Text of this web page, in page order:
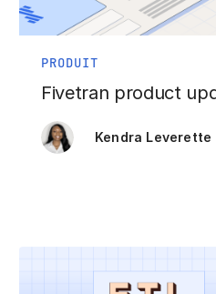
PRODUIT
Fivetran product
Kendra Leverette